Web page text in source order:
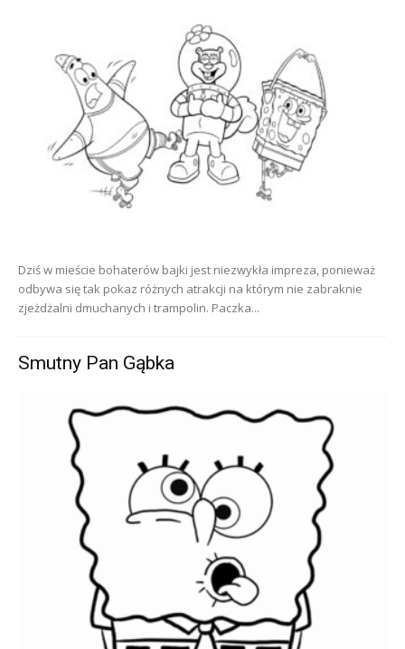
Dziś w mieście bohaterów bajki jest niezwykła impreza, ponieważ
odbywa się tak pokaz różnych atrakcji na którym nie zabraknie
zjeżdżalni dmuchanych i trampolin. Paczka...
Smutny Pan Gąbka